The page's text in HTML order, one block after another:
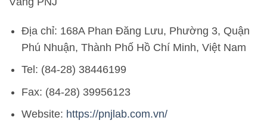
Địa chỉ: 168A Phan Đăng Lưu, Phường 3, Quận
Phú Nhuận, Thành Phố Hồ Chí Minh, Việt Nam
Tel: (84-28) 38446199
Fax: (84-28) 39956123
Website: https://pnjlab.com.vn/